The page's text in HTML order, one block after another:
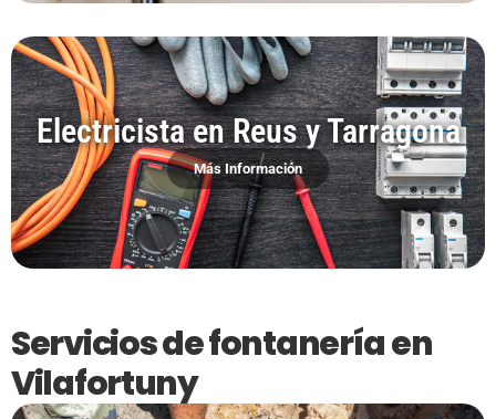
Electricista en Reus y Tarragona
Más Información
Servicios de fontanería en
Vilafortuny